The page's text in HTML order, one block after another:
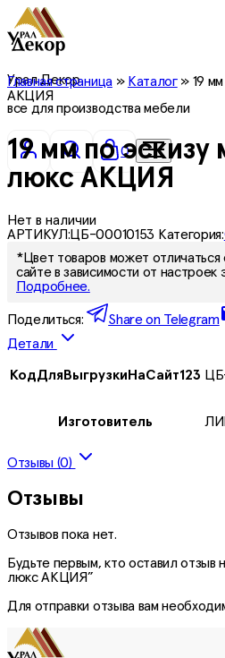
Урал Декор
все для производства мебели
0
Главная страница» Каталог» 19
АКЦИЯ
19 мм по эскизу
люкс АКЦИЯ
Нет в наличии
АРТИКУЛ:ЦБ-00010153 Категория:
*Цвет товаров может отличаться
сайте в зависимости от настроек
Подробнее.
Поделиться: Share on Telegram
Детали
КодДляВыгрузкиНаСайт123
Изготовитель
Отзывы (0)
Отзывы
Отзывов пока нет.
Будьте первым, кто оставил отзыв
люкс АКЦИЯ”
Для отправки отзыва вам